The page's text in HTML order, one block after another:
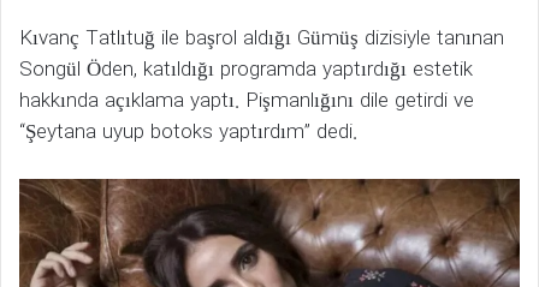
Kıvanç Tatlıtuğ ile başrol aldığı Gümüş dizisiyle tanınan
Songül Öden, katıldığı programda yaptırdığı estetik
hakkında açıklama yaptı. Pişmanlığını dile getirdi ve
“Şeytana uyup botoks yaptırdım” dedi.